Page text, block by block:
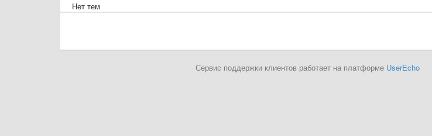
Нет тем
Сервис поддержки клиентов работает на платформе UserEcho